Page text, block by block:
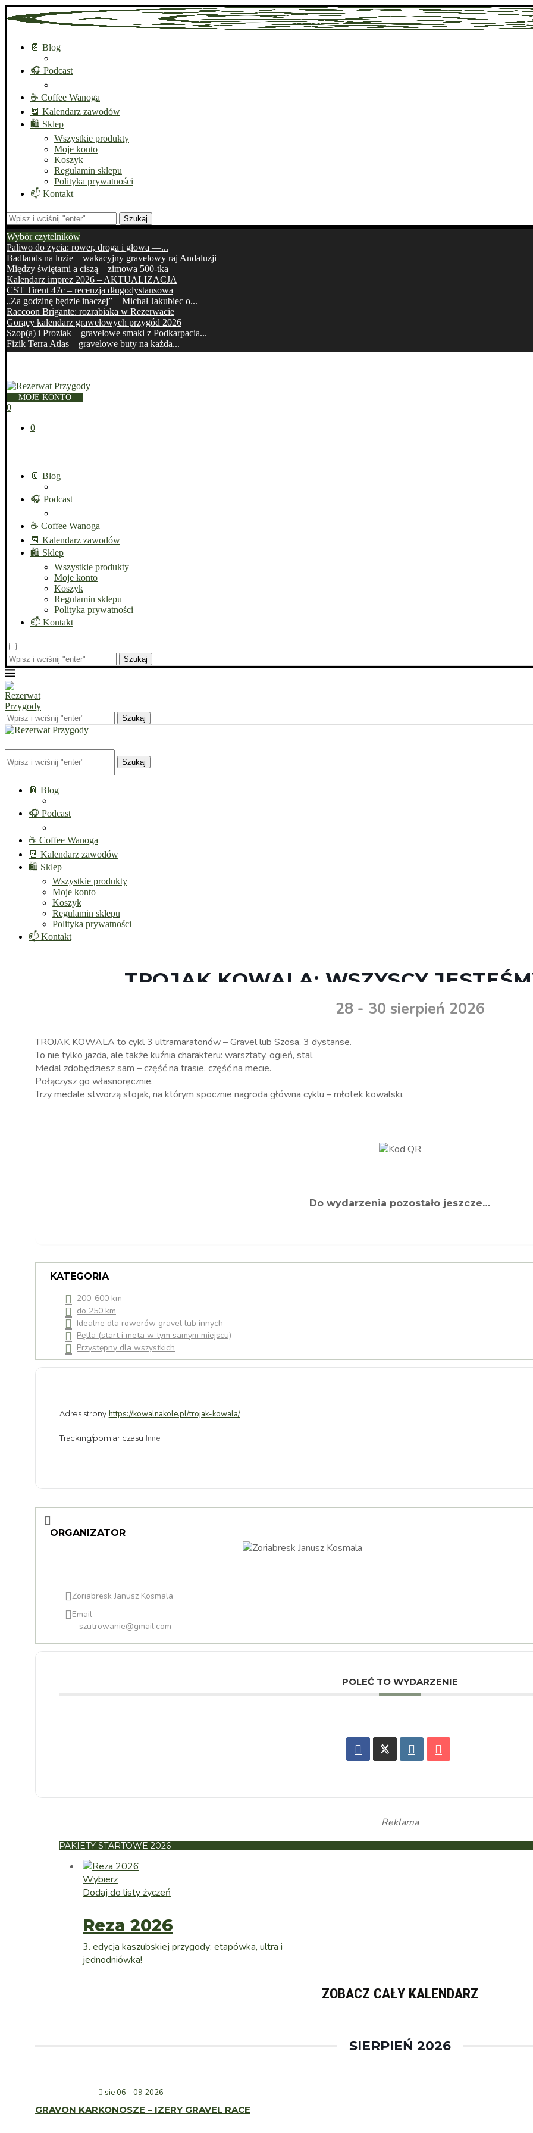
📔 Blog
🎧 Podcast
☕ Coffee Wanoga
📆 Kalendarz zawodów
🛍️ Sklep
Wszystkie produkty
Moje konto
Koszyk
Regulamin sklepu
Polityka prywatności
📫 Kontakt
Szukaj
Wybór czytelników
Paliwo do życia: rower, droga i głowa —...
Badlands na luzie – wakacyjny gravelowy raj Andaluzji
Między świętami a ciszą – zimowa 500-tka
Kalendarz imprez 2026 – AKTUALIZACJA
CST Tirent 47c – recenzja długodystansowa
„Za godzinę będzie inaczej” – Michał Jakubiec o...
Raccoon Brigante: rozrabiaka w Rezerwacie
Gorący kalendarz grawelowych przygód 2026
Szop(a) i Proziak – gravelowe smaki z Podkarpacia...
Fizik Terra Atlas – gravelowe buty na każda...
MOJE KONTO
0
0
📔 Blog
🎧 Podcast
☕ Coffee Wanoga
📆 Kalendarz zawodów
🛍️ Sklep
Wszystkie produkty
Moje konto
Koszyk
Regulamin sklepu
Polityka prywatności
📫 Kontakt
Szukaj
Szukaj
Szukaj
📔 Blog
🎧 Podcast
☕ Coffee Wanoga
📆 Kalendarz zawodów
🛍️ Sklep
Wszystkie produkty
Moje konto
Koszyk
Regulamin sklepu
Polityka prywatności
📫 Kontakt
TROJAK KOWALA: WSZYSCY
28 - 30 sierpień 2026
TROJAK KOWALA to cykl 3 ultramaratonów – Gravel lub Szosa, 3 dystanse.
To nie tylko jazda, ale także kuźnia charakteru: warsztaty, ogień, stal.
Medal zdobędziesz sam – część na trasie, część na mecie.
Połączysz go własnoręcznie.
Trzy medale stworzą stojak, na którym spocznie nagroda główna cyklu – młotek kowalski.
Do wydarzenia pozostało jeszcze…
KATEGORIA
200-600 km
do 250 km
Idealne dla rowerów gravel lub innych
Pętla (start i meta w tym samym miejscu)
Przystępny dla wszystkich
Adres strony https://kowalnakole.pl/trojak-kowala/
Tracking/pomiar czasu Inne
ORGANIZATOR
Zoriabresk Janusz Kosmala
Email
szutrowanie@gmail.com
POLEĆ TO WYDARZENIE
Reklama
PAKIETY STARTOWE 2026
Wybierz
Dodaj do listy życzeń
Reza 2026
3. edycja kaszubskiej przygody: etapówka, ultra i
jednodniówka!
ZOBACZ CAŁY KALENDARZ
SIERPIEŃ 2026
sie 06 - 09 2026
GRAVON KARKONOSZE – IZERY GRAVEL RACE